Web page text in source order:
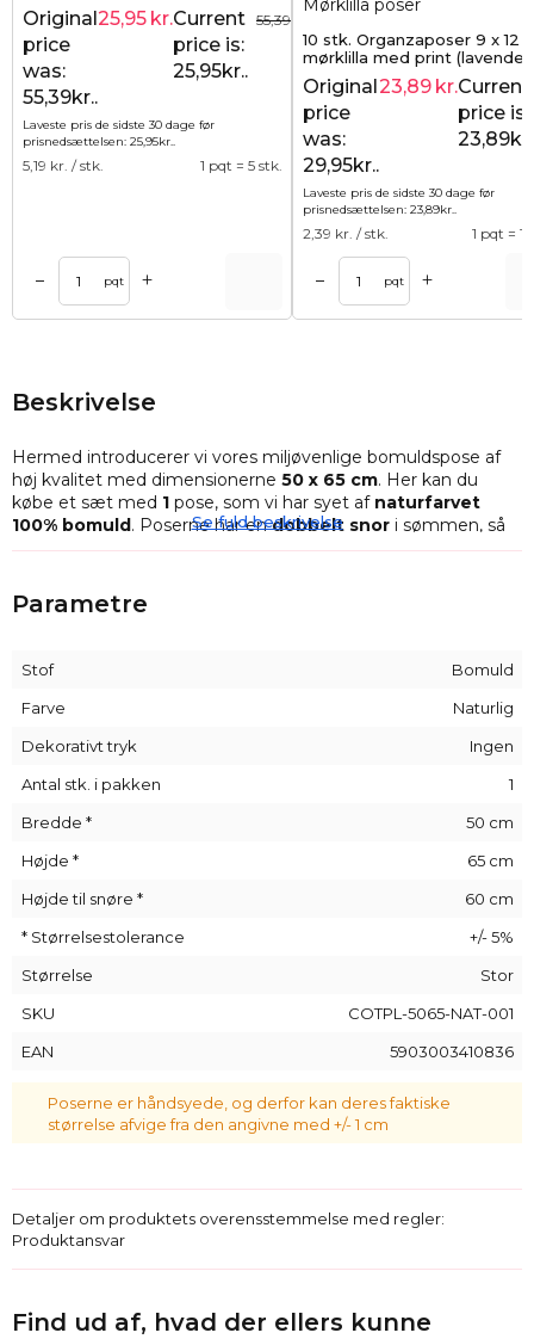
55,39
Original
price
was:
55,39kr..
25,95 kr.Current
price is:
25,95kr..
Laveste pris de sidste 30 dage før
prisnedsættelsen: 25,95kr..
5,19 kr. / stk. 1 pqt = 5 stk.
– pqt +
10 stk. Organzaposer 9 x 12
mørklilla med print
Original
price
was:
29,95kr..
23,89 kr.Current
price is:
Laveste pris de sidste 30 dage før
prisnedsættelsen: 23,89kr..
2,39 kr. / stk. 1 pqt =
– pqt +
Beskrivelse
Hermed introducerer vi vores miljøvenlige bomuldspose af
høj kvalitet med dimensionerne 50 x 65 cm. Her kan du
købe et sæt med 1 pose, som vi har syet af naturfarvet
100% bomuld. Poserne har endobbelt snor i sømmen, så
de kan lukkes nemt og bekvemt.
høj kvalitet240g/m2
på mange måder. De kan bruges som
forskellige ting såsom undertøj og legetøj. De er meget
hjemmet.
Ud over vores standardsortiment tilbyder vi også vores
denne mulighed kan du få det print, du ønsker på dine
bomuldsposer - tekst, grafik eller fotos.
Det er en fremragende mulighed for virksomheder, der
gerne vil skabe
visuelle brandidentitet. Vores kunder, der er engageret i
bomuldsposer med deres firmalogo
på mange områder,
herunder produktemballage, eller som et originalt alternativ
til standard gaveposer til virksomheder.
Se fuld beskrivelse
Parametre
Stof
Bomuld
Farve
Naturlig
Dekorativt tryk
Ingen
Antal stk. i pakken
1
Bredde *
50 cm
Højde *
65 cm
Højde til snøre *
60 cm
* Størrelsestolerance
+/- 5%
Størrelse
Stor
SKU
COTPL-5065-NAT-001
EAN
5903003410836
Poserne er håndsyede, og derfor kan deres faktiske
størrelse afvige fra den angivne med +/- 1 cm
Detaljer om produktets overensstemmelse med regler:
Produktansvar
Find ud af, hvad der ellers kunne